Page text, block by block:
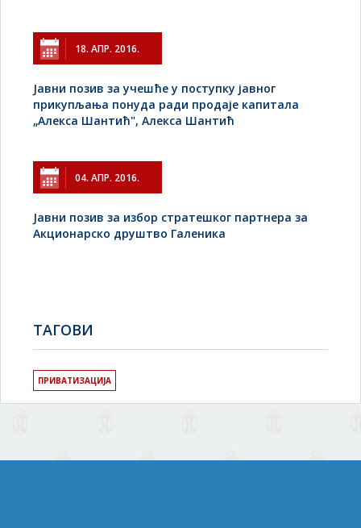
18. АПР. 2016.
Jавни позив за учешће у поступку јавног
прикупљања понуда ради продаје капитала
„Алекса Шантић", Алекса Шантић
04. АПР. 2016.
Јавни позив за избор стратешког партнера за
Акционарско друштво Галеника
TAГОВИ
ПРИВАТИЗАЦИЈА